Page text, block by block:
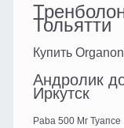
Тольятти
Купить
Андролик
Иркутск
Paba 500 Мг Туапсе